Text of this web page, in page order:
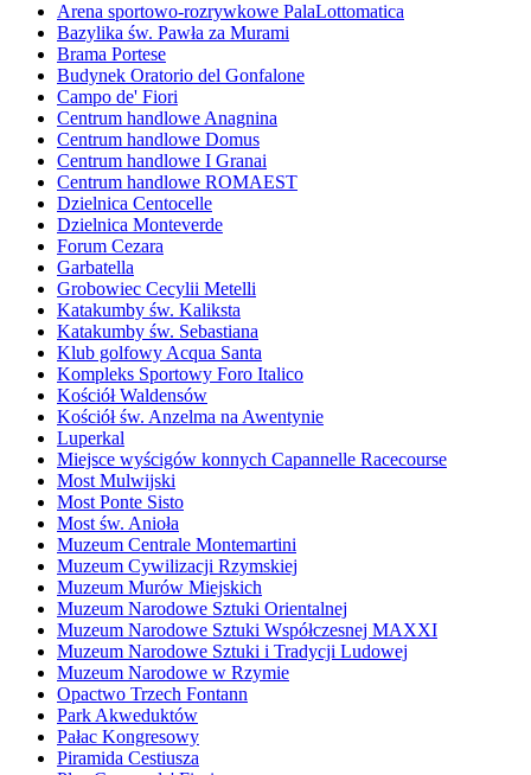
Arena sportowo-rozrywkowe PalaLottomatica
Bazylika św. Pawła za Murami
Brama Portese
Budynek Oratorio del Gonfalone
Campo de' Fiori
Centrum handlowe Anagnina
Centrum handlowe Domus
Centrum handlowe I Granai
Centrum handlowe ROMAEST
Dzielnica Centocelle
Dzielnica Monteverde
Forum Cezara
Garbatella
Grobowiec Cecylii Metelli
Katakumby św. Kaliksta
Katakumby św. Sebastiana
Klub golfowy Acqua Santa
Kompleks Sportowy Foro Italico
Kościół Waldensów
Kościół św. Anzelma na Awentynie
Luperkal
Miejsce wyścigów konnych Capannelle Racecourse
Most Mulwijski
Most Ponte Sisto
Most św. Anioła
Muzeum Centrale Montemartini
Muzeum Cywilizacji Rzymskiej
Muzeum Murów Miejskich
Muzeum Narodowe Sztuki Orientalnej
Muzeum Narodowe Sztuki Współczesnej MAXXI
Muzeum Narodowe Sztuki i Tradycji Ludowej
Muzeum Narodowe w Rzymie
Opactwo Trzech Fontann
Park Akweduktów
Pałac Kongresowy
Piramida Cestiusza